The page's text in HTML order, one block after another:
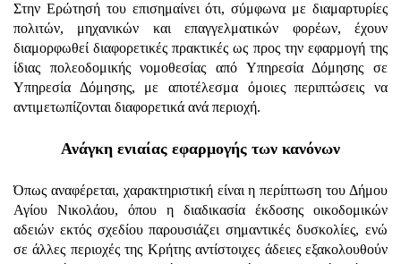
Στην Ερώτησή του επισημαίνει ότι, σύμφωνα με διαμαρτυρίες
πολιτών, μηχανικών και επαγγελματικών φορέων, έχουν
διαμορφωθεί διαφορετικές πρακτικές ως προς την εφαρμογή της
ίδιας πολεοδομικής νομοθεσίας από Υπηρεσία Δόμησης σε
Υπηρεσία Δόμησης, με αποτέλεσμα όμοιες περιπτώσεις να
αντιμετωπίζονται διαφορετικά ανά περιοχή.
Ανάγκη ενιαίας εφαρμογής των κανόνων
Όπως αναφέρεται, χαρακτηριστική είναι η περίπτωση του Δήμου
Αγίου Νικολάου, όπου η διαδικασία έκδοσης οικοδομικών
αδειών εκτός σχεδίου παρουσιάζει σημαντικές δυσκολίες, ενώ
σε άλλες περιοχές της Κρήτης αντίστοιχες άδειες εξακολουθούν